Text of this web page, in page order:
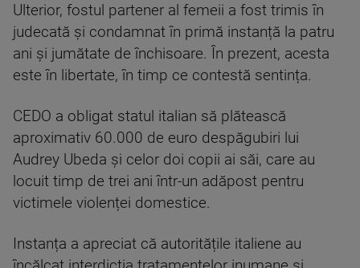
Ulterior, fostul partener al femeii a fost trimis în
judecată și condamnat în primă instanță la patru
ani și jumătate de închisoare. În prezent, acesta
este în libertate, în timp ce contestă sentința.
CEDO a obligat statul italian să plătească
aproximativ 60.000 de euro despăgubiri lui
Audrey Ubeda și celor doi copii ai săi, care au
locuit timp de trei ani într-un adăpost pentru
victimele violenței domestice.
Instanța a apreciat că autoritățile italiene au